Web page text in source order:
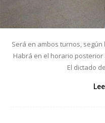
Será en ambos turnos,
Habrá en el horario
El dictado